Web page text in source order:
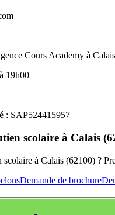
Cours Academy à
19h00
: SAP524415957
scolaire à Calais
à Calais (62100) ?
Demande de brochure